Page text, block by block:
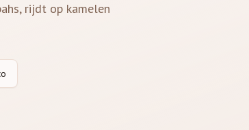
rijdt op kamelen